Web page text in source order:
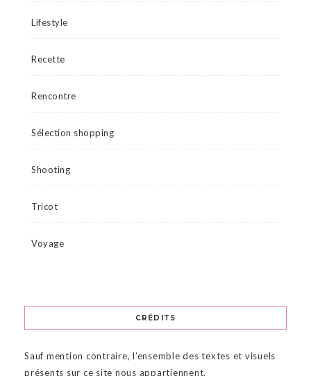
Lifestyle
Recette
Rencontre
Sélection shopping
Shooting
Tricot
Voyage
CRÉDITS
Sauf mention contraire, l’ensemble des textes et visuels
présents sur ce site nous appartiennent.